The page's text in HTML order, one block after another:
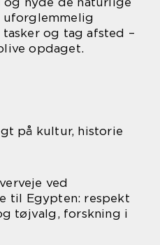
uforglemmelig
og tag afsted –
opdaget.
på kultur, historie
ved
til Egypten: respekt
tøjvalg, forskning i